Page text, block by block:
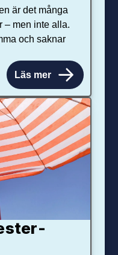
är det många
– men inte alla.
och saknar
Läs mer